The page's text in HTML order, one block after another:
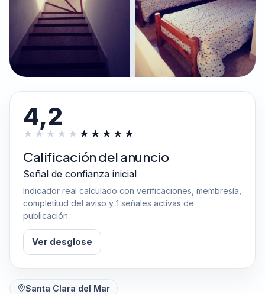
4,2
Calificación del anuncio
Señal de confianza inicial
Indicador real calculado con verificaciones, membresía,
completitud del aviso y 1 señales activas de
publicación.
Ver desglose
Santa Clara del Mar